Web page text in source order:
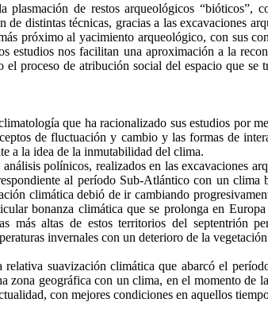
de restos arqueológicos
distintas técnicas, gracias a las excavaciones
próximo al yacimiento arqueológico, con sus
estudios nos facilitan una aproximación a la
proceso de atribución social del espacio que
que ha racionalizado sus estudios por
de fluctuación y cambio y las formas de
a la idea de la inmutabilidad del clima.
polínicos, realizados en las excavaciones
al período Sub-Atlántico con un clima
climática debió de ir cambiando
bonanza climática que se prolonga en
más altas de estos territorios del septentrión
invernales con un deterioro de la
relativa suavización climática que abarcó el
zona geográfica con un clima, en el momento de
con mejores condiciones en aquellos